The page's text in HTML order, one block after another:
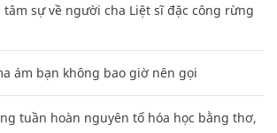
tâm sự về người cha Liệt sĩ đặc công rừng
ám bạn không bao giờ nên gọi
tuần hoàn nguyên tố hóa học bằng thơ,